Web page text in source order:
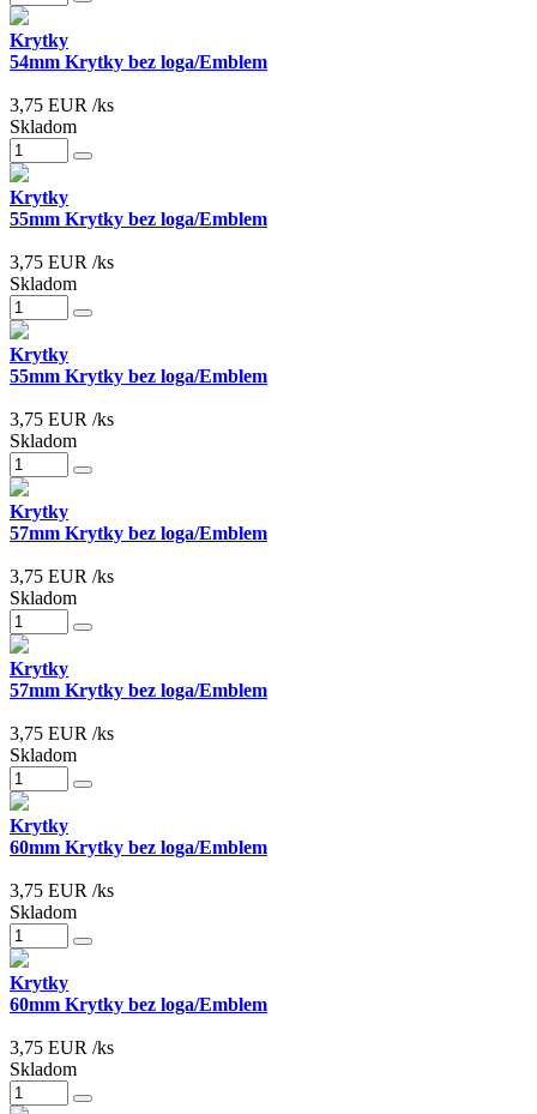
Krytky
54mm Krytky bez loga/Emblem
3,75 EUR /ks
Skladom
Krytky
55mm Krytky bez loga/Emblem
3,75 EUR /ks
Skladom
Krytky
55mm Krytky bez loga/Emblem
3,75 EUR /ks
Skladom
Krytky
57mm Krytky bez loga/Emblem
3,75 EUR /ks
Skladom
Krytky
57mm Krytky bez loga/Emblem
3,75 EUR /ks
Skladom
Krytky
60mm Krytky bez loga/Emblem
3,75 EUR /ks
Skladom
Krytky
60mm Krytky bez loga/Emblem
3,75 EUR /ks
Skladom